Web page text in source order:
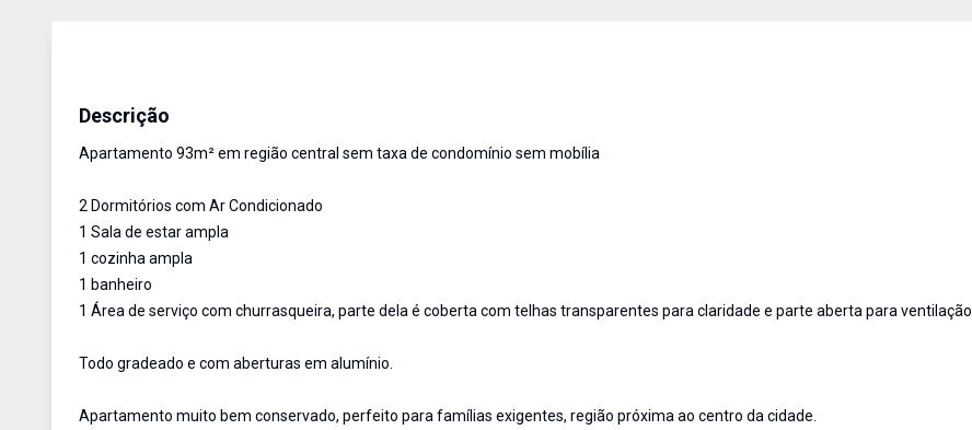
Descrição
Apartamento 93m² em região central sem taxa de condomínio sem mobília
2 Dormitórios com Ar Condicionado
1 Sala de estar ampla
1 cozinha ampla
1 banheiro
1 Área de serviço com churrasqueira, parte dela é coberta com telhas transparentes para claridade e parte aberta para ventilação
Todo gradeado e com aberturas em alumínio.
Apartamento muito bem conservado, perfeito para famílias exigentes, região próxima ao centro da cidade.